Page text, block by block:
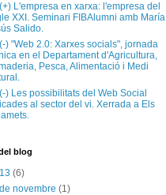
L'empresa en xarxa: l'empresa del
XXI. Seminari FIBAlumni amb María
Salido.
) "Web 2.0: Xarxes socials", jornada
en el Departament d'Agricultura,
Pesca, Alimentació i Medi
) Les possibilitats del Web Social
al sector del vi. Xerrada a Els
blog
(6)
de novembre(1)